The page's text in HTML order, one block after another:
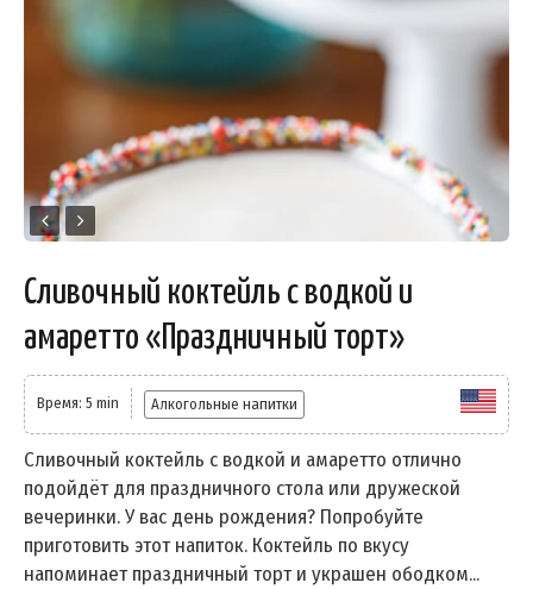
Сливочный коктейль с водкой и
амаретто «Праздничный торт»
Время: 5 min Алкогольные напитки
Сливочный коктейль с водкой и амаретто отлично
подойдёт для праздничного стола или дружеской
вечеринки. У вас день рождения? Попробуйте
приготовить этот напиток. Коктейль по вкусу
напоминает праздничный торт и украшен ободком...